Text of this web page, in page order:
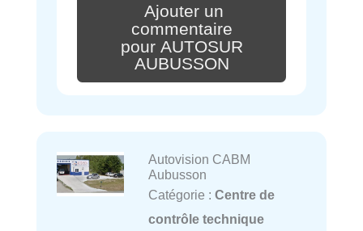
Ajouter un
commentaire
pour AUTOSUR
AUBUSSON
Autovision CABM
Aubusson
Catégorie : Centre de
contrôle technique